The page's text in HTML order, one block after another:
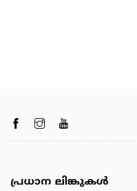
പ്രധാന ലിങ്കുകൾ